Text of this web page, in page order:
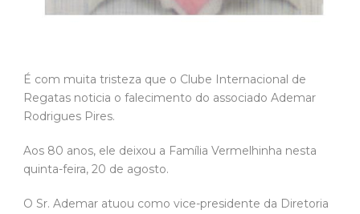
É com muita tristeza que o Clube Internacional de
Regatas noticia o falecimento do associado Ademar
Rodrigues Pires.
Aos 80 anos, ele deixou a Família Vermelhinha nesta
quinta-feira, 20 de agosto.
O Sr. Ademar atuou como vice-presidente da Diretoria